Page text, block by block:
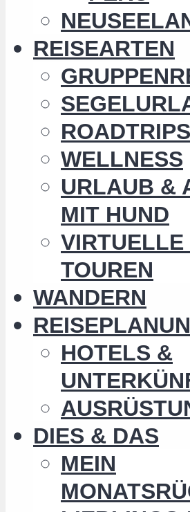
REISEARTEN
ROADTRIPS
WELLNESS
URLAUB &
MIT HUND
VIRTUELLE
TOUREN
WANDERN
HOTELS &
DIES & DAS
MEIN